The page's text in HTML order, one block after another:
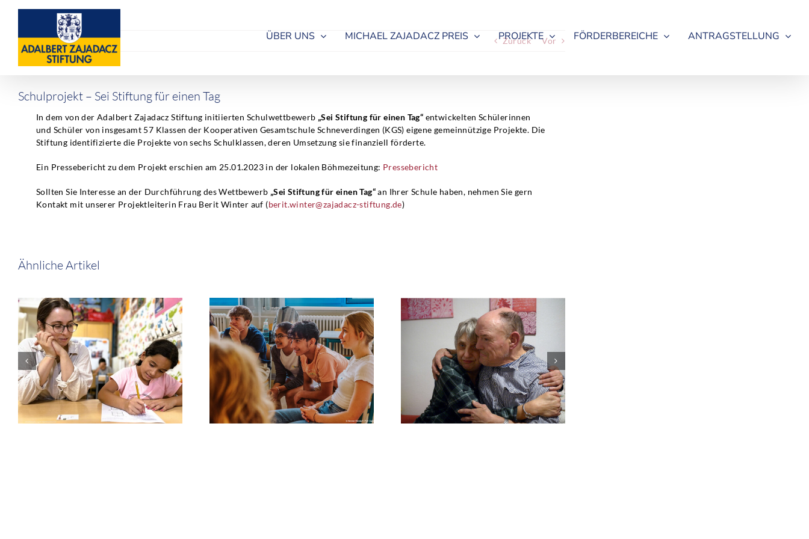
ÜBER UNS MICHAEL ZAJADACZ PREIS PROJEKTE FÖRDERBEREICHE ANTRAGSTELLUNG
Zurück Vor
Schulprojekt – Sei Stiftung für einen Tag
In dem von der Adalbert Zajadacz Stiftung initiierten Schulwettbewerb „Sei Stiftung für einen Tag“ entwickelten Schülerinnen
und Schüler von insgesamt 57 Klassen der Kooperativen Gesamtschule Schneverdingen (KGS) eigene gemeinnützige Projekte. Die
Stiftung identifizierte die Projekte von sechs Schulklassen, deren Umsetzung sie finanziell förderte.
Ein Pressebericht zu dem Projekt erschien am 25.01.2023 in der lokalen Böhmezeitung: Pressebericht
Sollten Sie Interesse an der Durchführung des Wettbewerb „Sei Stiftung für einen Tag“an Ihrer Schule haben, nehmen Sie gern
Kontakt mit unserer Projektleiterin Frau Berit Winter auf (berit.winter@zajadacz-stiftung.de)
Ähnliche Artikel